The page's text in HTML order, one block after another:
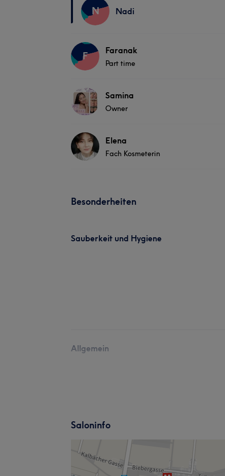
N Nadi
F Faranak
Part time
Samina
Owner
Elena
Fach Kosmeterin
Besonderheiten
Sauberkeit und Hygiene
Allgemein
Saloninfo